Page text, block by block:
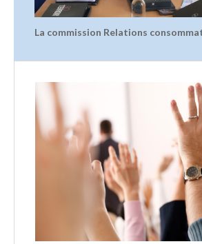
La commission Relations